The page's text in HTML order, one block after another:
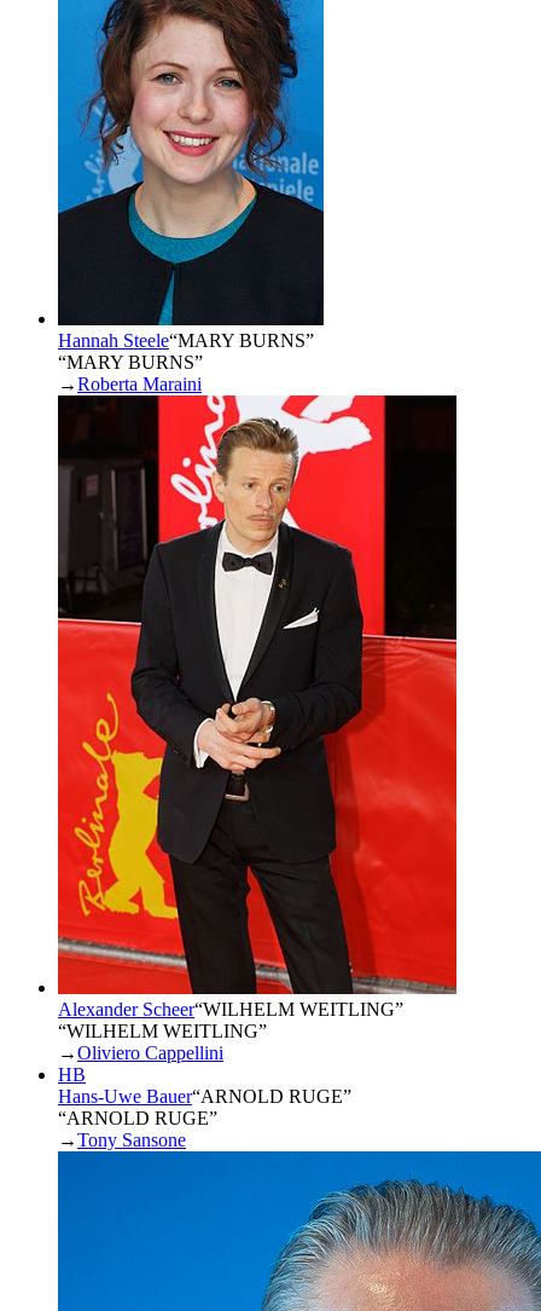
Hannah Steele“MARY BURNS”
“MARY BURNS”
→Roberta Maraini
Alexander Scheer“WILHELM WEITLING”
“WILHELM WEITLING”
→Oliviero Cappellini
HB
Hans-Uwe Bauer“ARNOLD RUGE”
“ARNOLD RUGE”
→Tony Sansone